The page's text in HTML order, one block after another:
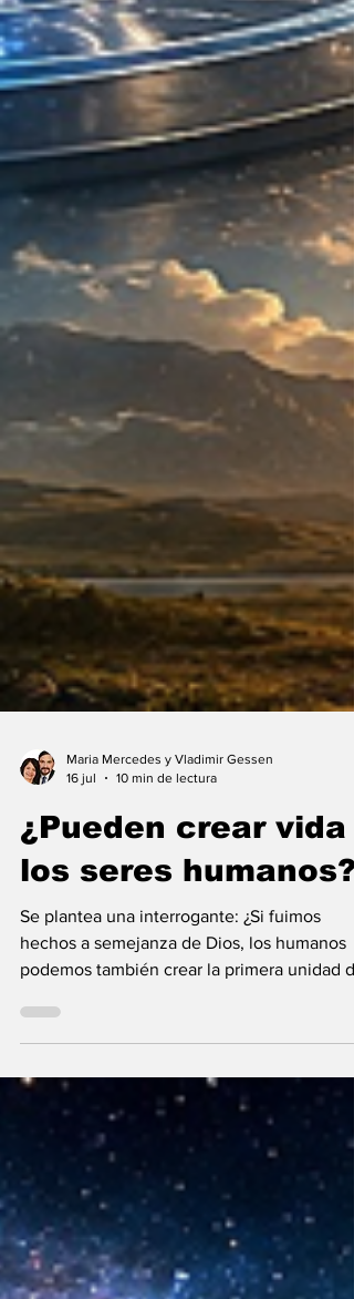
Maria Mercedes y Vladimir Gessen
10 min de lectura
¿Pueden crear vida
los seres humanos?
hechos a semejanza de Dios, los humanos
podemos también crear la primera unidad
la existencia?... “SpudCell”, una célula
sintética desarrollada en laboratorio abre
nueva era científica que desafía nuestras
ideas sobre la creación... ¿Podemos crear
biológica? Durante siglos creímos que la
mayor aspiración de la inteligencia humana
consistía en comprender la vida. Hoy
comienza a aparecer una posibilidad todavía
más desconcer